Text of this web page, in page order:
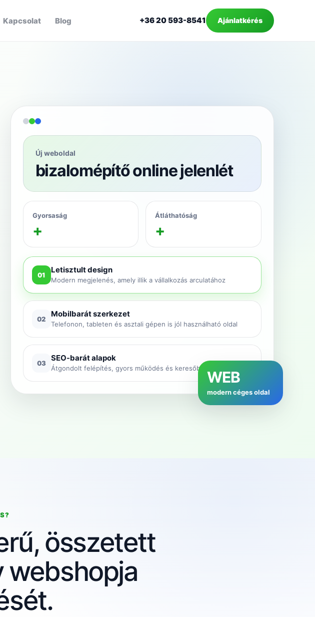
Kapcsolat Blog +36 20 593-8541 Ajánlatkérés
Új weboldal
bizalomépítő online jelenlét
Gyorsaság
+
Átláthatóság
+
01
Letisztult design
Modern megjelenés, amely illik a vállalkozás arculatához
02
Mobilbarát szerkezet
Telefonon, tableten és asztali gépen is jól használható oldal
03
SEO-barát alapok
Átgondolt felépítés, gyors működés és keresőbarát tartalom
WEB
modern céges oldal
összetett
webshopja